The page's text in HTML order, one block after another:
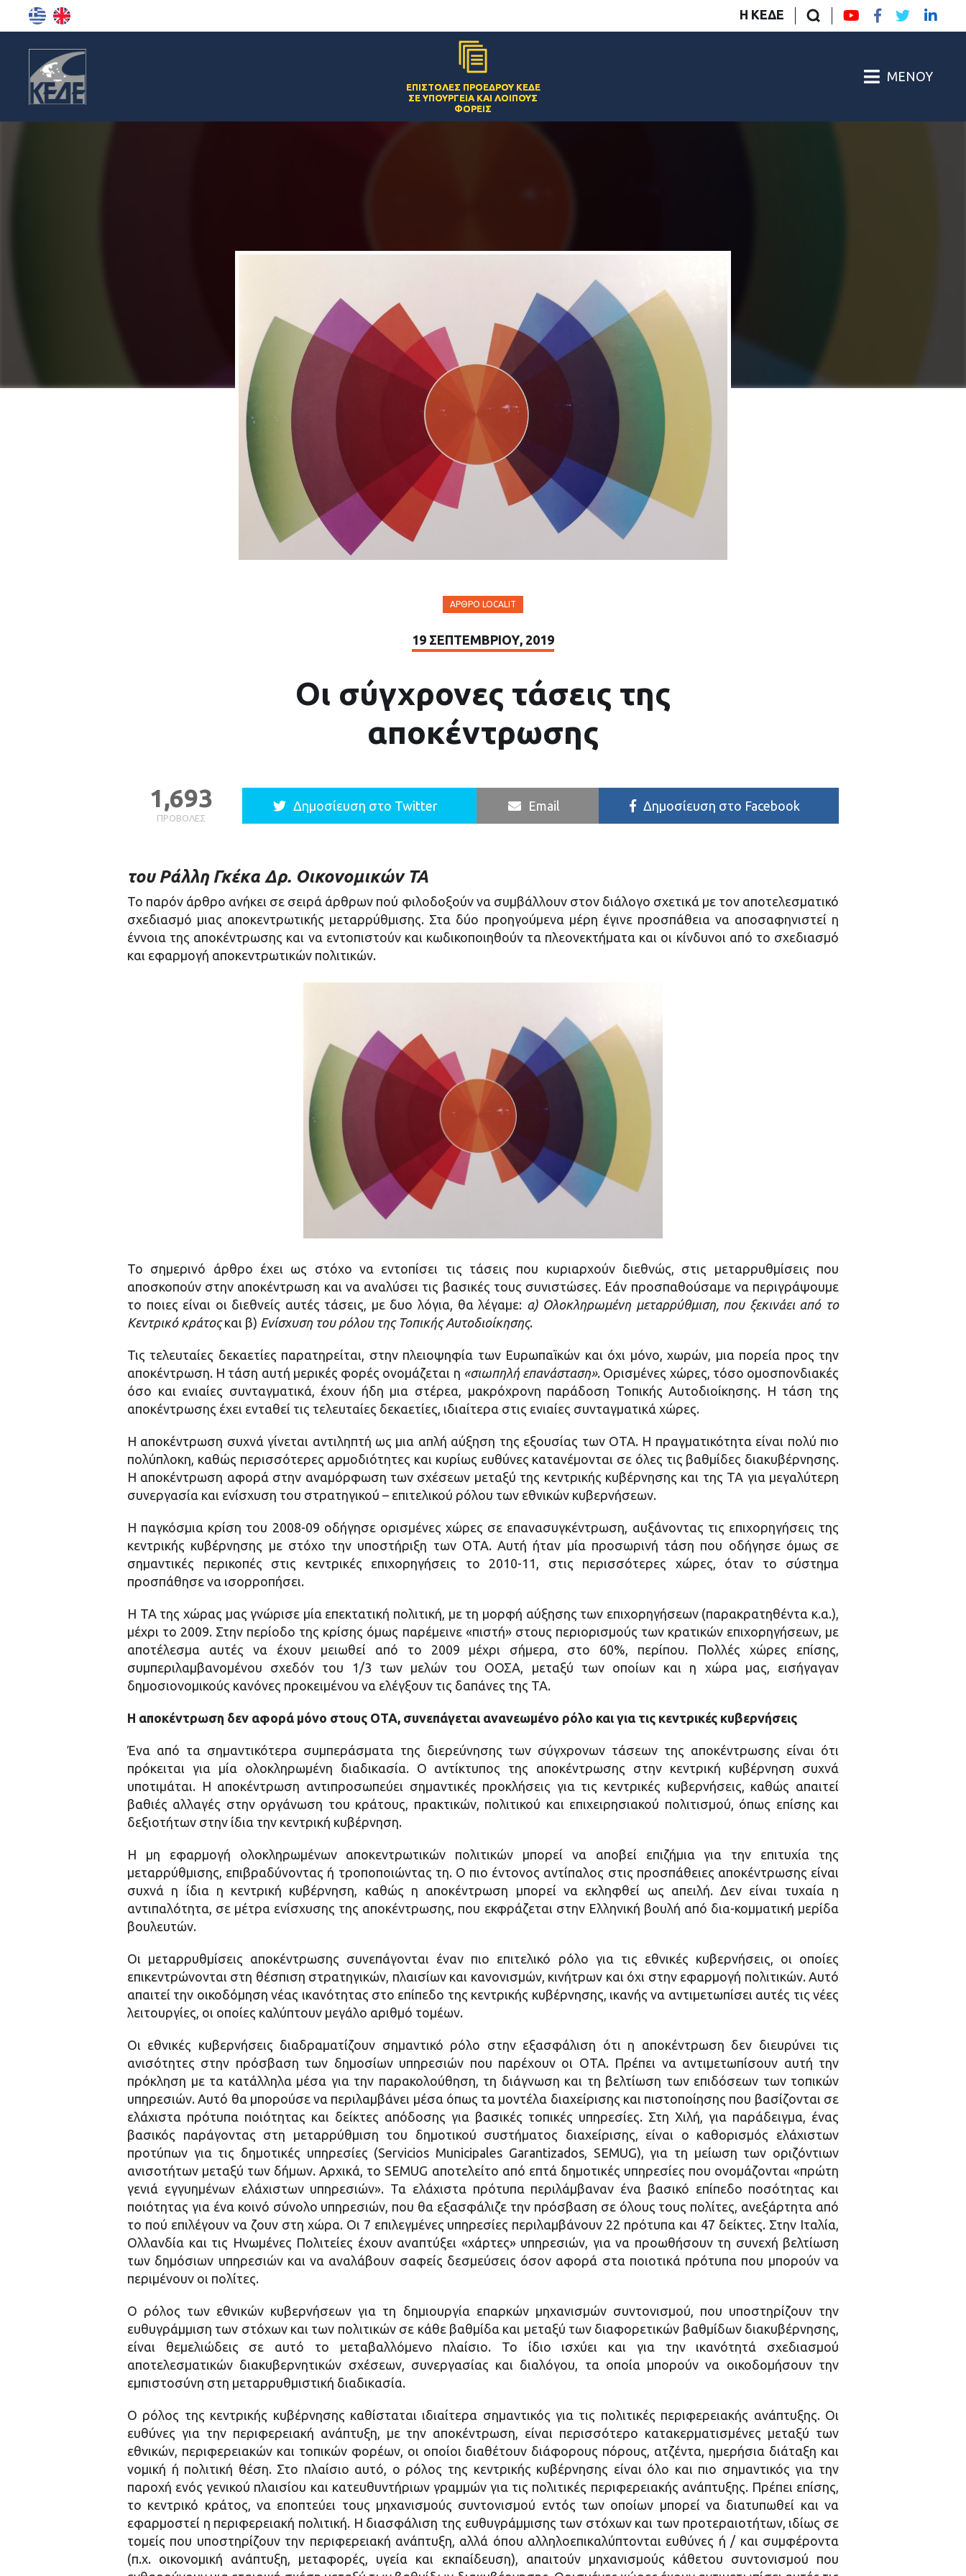
Η ΚΕΔΕ
ΕΠΙΣΤΟΛΈΣ ΠΡΟΈΔΡΟΥ ΚΕΔΕ
ΣΕ ΥΠΟΥΡΓΕΊΑ ΚΑΙ ΛΟΙΠΟΎΣ
ΦΟΡΕΊΣ
ΜΕΝΟΎ
ΆΡΘΡΟ LOCALIT
19 ΣΕΠΤΕΜΒΡΊΟΥ, 2019
Οι σύγχρονες τάσεις της
αποκέντρωσης
ΠΡΟΒΟΛΈΣ
1,693 Δημοσίευση στο Twitter Email Δημοσίευση στο Facebook
του Ράλλη Γκέκα Δρ. Οικονομικών ΤΑ
Το παρόν άρθρο ανήκει σε σειρά άρθρων πού φιλοδοξούν να συμβάλλουν στον διάλογο σχετικά με τον αποτελεσματικό
σχεδιασμό μιας αποκεντρωτικής μεταρρύθμισης. Στα δύο προηγούμενα μέρη έγινε προσπάθεια να αποσαφηνιστεί η
έννοια της αποκέντρωσης και να εντοπιστούν και κωδικοποιηθούν τα πλεονεκτήματα και οι κίνδυνοι από το σχεδιασμό
και εφαρμογή αποκεντρωτικών πολιτικών.
Το σημερινό άρθρο έχει ως στόχο να εντοπίσει τις τάσεις που κυριαρχούν διεθνώς, στις μεταρρυθμίσεις που
αποσκοπούν στην αποκέντρωση και να αναλύσει τις βασικές τους συνιστώσες. Εάν προσπαθούσαμε να περιγράψουμε
το ποιες είναι οι διεθνείς αυτές τάσεις, με δυο λόγια, θα λέγαμε: α) Ολοκληρωμένη μεταρρύθμιση, που ξεκινάει από το
Κεντρικό κράτοςκαι β) Ενίσχυση του ρόλου της Τοπικής Αυτοδιοίκησης.
Τις τελευταίες δεκαετίες παρατηρείται, στην πλειοψηφία των Ευρωπαϊκών και όχι μόνο, χωρών, μια πορεία προς την
αποκέντρωση. Η τάση αυτή μερικές φορές ονομάζεται η «σιωπηλή επανάσταση». Ορισμένες χώρες, τόσο ομοσπονδιακές
όσο και ενιαίες συνταγματικά, έχουν ήδη μια στέρεα, μακρόχρονη παράδοση Τοπικής Αυτοδιοίκησης. Η τάση της
αποκέντρωσης έχει ενταθεί τις τελευταίες δεκαετίες, ιδιαίτερα στις ενιαίες συνταγματικά χώρες.
Η αποκέντρωση συχνά γίνεται αντιληπτή ως μια απλή αύξηση της εξουσίας των ΟΤΑ. Η πραγματικότητα είναι πολύ πιο
πολύπλοκη, καθώς περισσότερες αρμοδιότητες και κυρίως ευθύνες κατανέμονται σε όλες τις βαθμίδες διακυβέρνησης.
Η αποκέντρωση αφορά στην αναμόρφωση των σχέσεων μεταξύ της κεντρικής κυβέρνησης και της ΤΑ για μεγαλύτερη
συνεργασία και ενίσχυση του στρατηγικού – επιτελικού ρόλου των εθνικών κυβερνήσεων.
Η παγκόσμια κρίση του 2008-09 οδήγησε ορισμένες χώρες σε επανασυγκέντρωση, αυξάνοντας τις επιχορηγήσεις της
κεντρικής κυβέρνησης με στόχο την υποστήριξη των ΟΤΑ. Αυτή ήταν μία προσωρινή τάση που οδήγησε όμως σε
σημαντικές περικοπές στις κεντρικές επιχορηγήσεις το 2010-11, στις περισσότερες χώρες, όταν το σύστημα
προσπάθησε να ισορροπήσει.
Η ΤΑ της χώρας μας γνώρισε μία επεκτατική πολιτική, με τη μορφή αύξησης των επιχορηγήσεων (παρακρατηθέντα κ.α.),
μέχρι το 2009. Στην περίοδο της κρίσης όμως παρέμεινε «πιστή» στους περιορισμούς των κρατικών επιχορηγήσεων, με
αποτέλεσμα αυτές να έχουν μειωθεί από το 2009 μέχρι σήμερα, στο 60%, περίπου. Πολλές χώρες επίσης,
συμπεριλαμβανομένου σχεδόν του 1/3 των μελών του ΟΟΣΑ, μεταξύ των οποίων και η χώρα μας, εισήγαγαν
δημοσιονομικούς κανόνες προκειμένου να ελέγξουν τις δαπάνες της ΤΑ.
Η αποκέντρωση δεν αφορά μόνο στους ΟΤΑ, συνεπάγεται ανανεωμένο ρόλο και για τις κεντρικές κυβερνήσεις
Ένα από τα σημαντικότερα συμπεράσματα της διερεύνησης των σύγχρονων τάσεων της αποκέντρωσης είναι ότι
πρόκειται για μία ολοκληρωμένη διαδικασία. Ο αντίκτυπος της αποκέντρωσης στην κεντρική κυβέρνηση συχνά
υποτιμάται. Η αποκέντρωση αντιπροσωπεύει σημαντικές προκλήσεις για τις κεντρικές κυβερνήσεις, καθώς απαιτεί
βαθιές αλλαγές στην οργάνωση του κράτους, πρακτικών, πολιτικού και επιχειρησιακού πολιτισμού, όπως επίσης και
δεξιοτήτων στην ίδια την κεντρική κυβέρνηση.
Η μη εφαρμογή ολοκληρωμένων αποκεντρωτικών πολιτικών μπορεί να αποβεί επιζήμια για την επιτυχία της
μεταρρύθμισης, επιβραδύνοντας ή τροποποιώντας τη. Ο πιο έντονος αντίπαλος στις προσπάθειες αποκέντρωσης είναι
συχνά η ίδια η κεντρική κυβέρνηση, καθώς η αποκέντρωση μπορεί να εκληφθεί ως απειλή. Δεν είναι τυχαία η
αντιπαλότητα, σε μέτρα ενίσχυσης της αποκέντρωσης, που εκφράζεται στην Ελληνική βουλή από δια-κομματική μερίδα
βουλευτών.
Οι μεταρρυθμίσεις αποκέντρωσης συνεπάγονται έναν πιο επιτελικό ρόλο για τις εθνικές κυβερνήσεις, οι οποίες
επικεντρώνονται στη θέσπιση στρατηγικών, πλαισίων και κανονισμών, κινήτρων και όχι στην εφαρμογή πολιτικών. Αυτό
απαιτεί την οικοδόμηση νέας ικανότητας στο επίπεδο της κεντρικής κυβέρνησης, ικανής να αντιμετωπίσει αυτές τις νέες
λειτουργίες, οι οποίες καλύπτουν μεγάλο αριθμό τομέων.
Οι εθνικές κυβερνήσεις διαδραματίζουν σημαντικό ρόλο στην εξασφάλιση ότι η αποκέντρωση δεν διευρύνει τις
ανισότητες στην πρόσβαση των δημοσίων υπηρεσιών που παρέχουν οι ΟΤΑ. Πρέπει να αντιμετωπίσουν αυτή την
πρόκληση με τα κατάλληλα μέσα για την παρακολούθηση, τη διάγνωση και τη βελτίωση των επιδόσεων των τοπικών
υπηρεσιών. Αυτό θα μπορούσε να περιλαμβάνει μέσα όπως τα μοντέλα διαχείρισης και πιστοποίησης που βασίζονται σε
ελάχιστα πρότυπα ποιότητας και δείκτες απόδοσης για βασικές τοπικές υπηρεσίες. Στη Χιλή, για παράδειγμα, ένας
βασικός παράγοντας στη μεταρρύθμιση του δημοτικού συστήματος διαχείρισης, είναι ο καθορισμός ελάχιστων
προτύπων για τις δημοτικές υπηρεσίες (Servicios Municipales Garantizados, SEMUG), για τη μείωση των οριζόντιων
ανισοτήτων μεταξύ των δήμων. Αρχικά, το SEMUG αποτελείτο από επτά δημοτικές υπηρεσίες που ονομάζονται «πρώτη
γενιά εγγυημένων ελάχιστων υπηρεσιών». Τα ελάχιστα πρότυπα περιλάμβαναν ένα βασικό επίπεδο ποσότητας και
ποιότητας για ένα κοινό σύνολο υπηρεσιών, που θα εξασφάλιζε την πρόσβαση σε όλους τους πολίτες, ανεξάρτητα από
το πού επιλέγουν να ζουν στη χώρα. Οι 7 επιλεγμένες υπηρεσίες περιλαμβάνουν 22 πρότυπα και 47 δείκτες. Στην Ιταλία,
Ολλανδία και τις Ηνωμένες Πολιτείες έχουν αναπτύξει «χάρτες» υπηρεσιών, για να προωθήσουν τη συνεχή βελτίωση
των δημόσιων υπηρεσιών και να αναλάβουν σαφείς δεσμεύσεις όσον αφορά στα ποιοτικά πρότυπα που μπορούν να
περιμένουν οι πολίτες.
Ο ρόλος των εθνικών κυβερνήσεων για τη δημιουργία επαρκών μηχανισμών συντονισμού, που υποστηρίζουν την
ευθυγράμμιση των στόχων και των πολιτικών σε κάθε βαθμίδα και μεταξύ των διαφορετικών βαθμίδων διακυβέρνησης,
είναι θεμελιώδεις σε αυτό το μεταβαλλόμενο πλαίσιο. Το ίδιο ισχύει και για την ικανότητά σχεδιασμού
αποτελεσματικών διακυβερνητικών σχέσεων, συνεργασίας και διαλόγου, τα οποία μπορούν να οικοδομήσουν την
εμπιστοσύνη στη μεταρρυθμιστική διαδικασία.
Ο ρόλος της κεντρικής κυβέρνησης καθίσταται ιδιαίτερα σημαντικός για τις πολιτικές περιφερειακής ανάπτυξης. Οι
ευθύνες για την περιφερειακή ανάπτυξη, με την αποκέντρωση, είναι περισσότερο κατακερματισμένες μεταξύ των
εθνικών, περιφερειακών και τοπικών φορέων, οι οποίοι διαθέτουν διάφορους πόρους, ατζέντα, ημερήσια διάταξη και
νομική ή πολιτική θέση. Στο πλαίσιο αυτό, ο ρόλος της κεντρικής κυβέρνησης είναι όλο και πιο σημαντικός για την
παροχή ενός γενικού πλαισίου και κατευθυντήριων γραμμών για τις πολιτικές περιφερειακής ανάπτυξης. Πρέπει επίσης,
το κεντρικό κράτος, να εποπτεύει τους μηχανισμούς συντονισμού εντός των οποίων μπορεί να διατυπωθεί και να
εφαρμοστεί η περιφερειακή πολιτική. Η διασφάλιση της ευθυγράμμισης των στόχων και των προτεραιοτήτων, ιδίως σε
τομείς που υποστηρίζουν την περιφερειακή ανάπτυξη, αλλά όπου αλληλοεπικαλύπτονται ευθύνες ή / και συμφέροντα
(π.χ. οικονομική ανάπτυξη, μεταφορές, υγεία και εκπαίδευση), απαιτούν μηχανισμούς κάθετου συντονισμού που